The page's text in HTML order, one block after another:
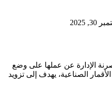
2025
الإدارة عن عملها على وضع
الصناعية، يهدف إلى تزويد